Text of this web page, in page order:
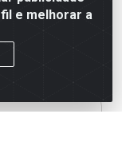
LOGIN
e melhorar a